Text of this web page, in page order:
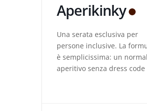
Aperikinky
Una serata esclusiva per
persone inclusive. La
è semplicissima: un
aperitivo senza dress code